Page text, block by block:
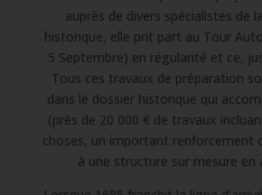
auprès de divers spécialistes de
historique, elle prit part au Tour
5 Septembre) en régularité et ce,
Tous ces travaux de préparation
dans le dossier historique qui
(près de 20 000 € de travaux
choses, un important renforcement
à une structure sur mesure en